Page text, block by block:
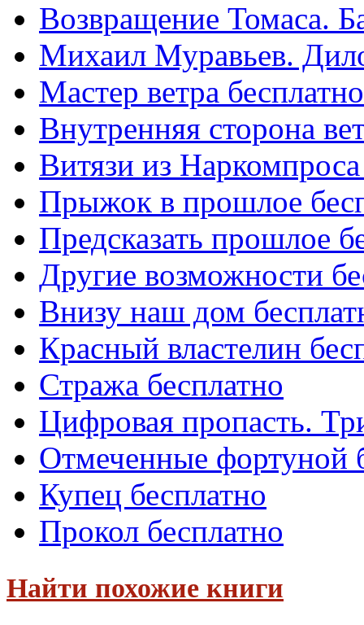
Возвращение Томаса.
Михаил Муравьев.
Мастер ветра бесплатно
Внутренняя сторона
Витязи из
Прыжок в прошлое
Предсказать прошлое
Другие возможности
Внизу наш дом
Красный властелин
Стража бесплатно
Цифровая пропасть.
Отмеченные фортуной
Купец бесплатно
Прокол бесплатно
Найти похожие книги